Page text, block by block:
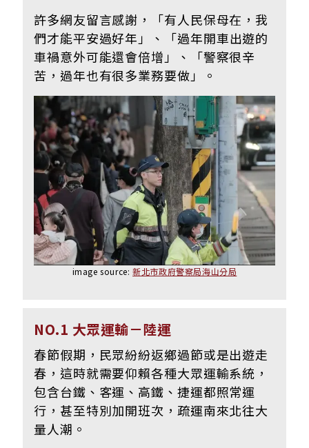
許多網友留言感謝，「有人民保母在，我
們才能平安過好年」、
「過年開車出遊的
車禍意外可能還會倍增」、「警察很辛
苦，過年也有很多業務要做」。
image source: 新北市政府警察局海山分局
NO.1 大眾運輸－陸運
春節假期， 民眾紛紛返鄉過節或是出遊走
春，這時就需要仰賴各種大眾運輸系統，
包含台鐵、客運、高鐵、捷運都照常運
行，甚至特別加開班次，疏運南來北往大
量人潮。